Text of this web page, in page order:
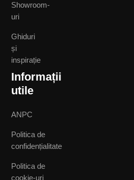
Showroom-
uri
Ghiduri
și
inspirație
Informații
utile
ANPC
Politica de
confidențialitate
Politica de
cookie-uri